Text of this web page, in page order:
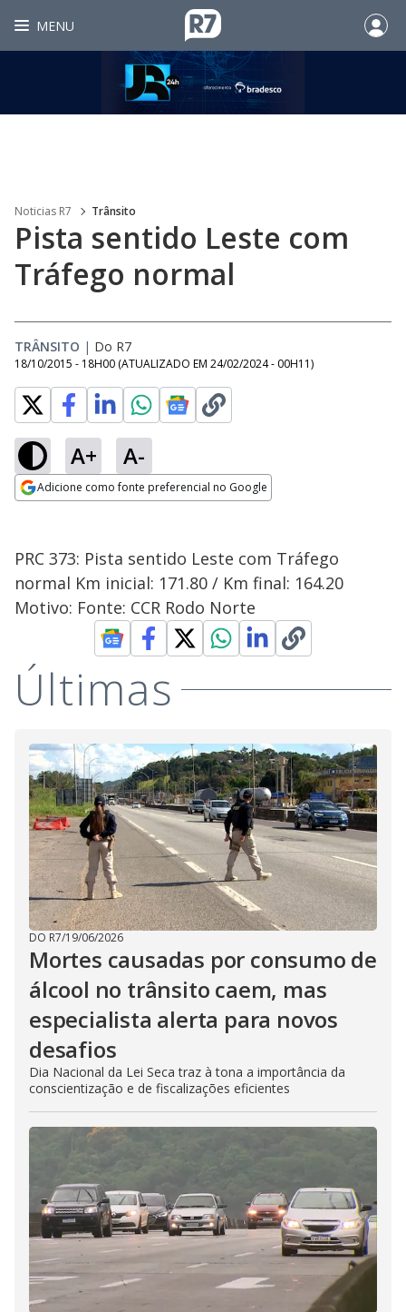
MENU
Noticias R7 Trânsito
Pista sentido Leste com
Tráfego normal
TRÂNSITO | Do R7
18/10/2015 - 18H00 (ATUALIZADO EM 24/02/2024 - 00H11)
A+ A-
Adicione como fonte preferencial no Google
PRC 373: Pista sentido Leste com Tráfego
normal Km inicial: 171.80 / Km final: 164.20
Motivo: Fonte: CCR Rodo Norte
Últimas
DO R7/19/06/2026
Mortes causadas por consumo de
álcool no trânsito caem, mas
especialista alerta para novos
desafios
Dia Nacional da Lei Seca traz à tona a importância da
conscientização e de fiscalizações eficientes